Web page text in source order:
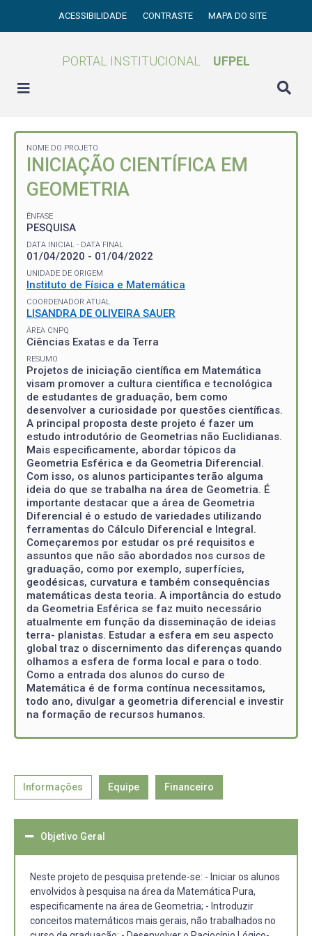
ACESSIBILIDADE CONTRASTE MAPA DO SITE
PORTAL INSTITUCIONAL UFPEL
NOME DO PROJETO
INICIAÇÃO CIENTÍFICA EM
GEOMETRIA
ÊNFASE
PESQUISA
DATA INICIAL - DATA FINAL
01/04/2020 - 01/04/2022
UNIDADE DE ORIGEM
Instituto de Física e Matemática
COORDENADOR ATUAL
LISANDRA DE OLIVEIRA SAUER
ÁREA CNPQ
Ciências Exatas e da Terra
RESUMO
Projetos de iniciação científica em Matemática
visam promover a cultura científica e tecnológica
de estudantes de graduação, bem como
desenvolver a curiosidade por questões científicas.
A principal proposta deste projeto é fazer um
estudo introdutório de Geometrias não Euclidianas.
Mais especificamente, abordar tópicos da
Geometria Esférica e da Geometria Diferencial.
Com isso, os alunos participantes terão alguma
ideia do que se trabalha na área de Geometria. É
importante destacar que a área de Geometria
Diferencial é o estudo de variedades utilizando
ferramentas do Cálculo Diferencial e Integral.
Começaremos por estudar os pré requisitos e
assuntos que não são abordados nos cursos de
graduação, como por exemplo, superfícies,
geodésicas, curvatura e também consequências
matemáticas desta teoria. A importância do estudo
da Geometria Esférica se faz muito necessário
atualmente em função da disseminação de ideias
terra- planistas. Estudar a esfera em seu aspecto
global traz o discernimento das diferenças quando
olhamos a esfera de forma local e para o todo.
Como a entrada dos alunos do curso de
Matemática é de forma contínua necessitamos,
todo ano, divulgar a geometria diferencial e investir
na formação de recursos humanos.
Informações Equipe Financeiro
Objetivo Geral
Neste projeto de pesquisa pretende-se: - Iniciar os alunos
envolvidos à pesquisa na área da Matemática Pura,
especificamente na área de Geometria; - Introduzir
conceitos matemáticos mais gerais, não trabalhados no